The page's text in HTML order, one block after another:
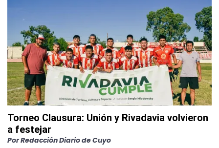
Torneo Clausura: Unión y Rivadavia volvieron
a festejar
PorRedacción Diario de Cuyo